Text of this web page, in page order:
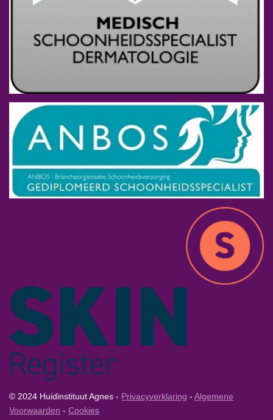
© 2024 Huidinstituut Agnes - Privacyverklaring - Algemene
Voorwaarden - Cookies